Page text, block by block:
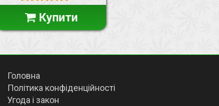
Купити
Головна
Політика конфіденційності
Угода і закон